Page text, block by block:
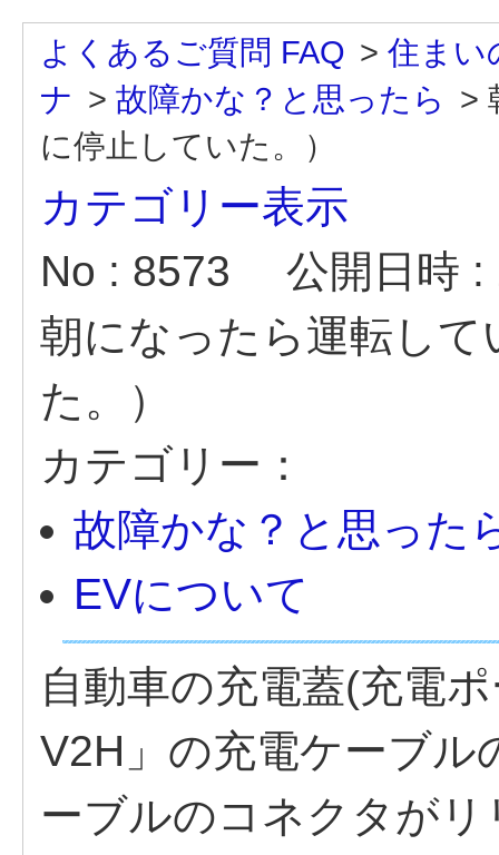
よくあるご質問 FAQ > 住まい
ナ > 故障かな？と思ったら >
に停止していた。）
カテゴリー表示
No : 8573
公開日時
朝になったら運転し
た。）
カテゴリー：
故障かな？と思った
EVについて
自動車の充電蓋(充電
V2H」の充電ケーブル
ーブルのコネクタが